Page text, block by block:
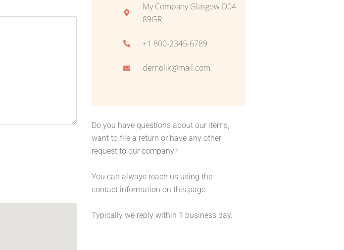
My Company Glasgow D04
89GR
+1 800-2345-6789
demolik@mail.com
Do you have questions about our items,
want to file a return or have any other
request to our company?
You can always reach us using the
contact information on this page.
Typically we reply within 1 business day.